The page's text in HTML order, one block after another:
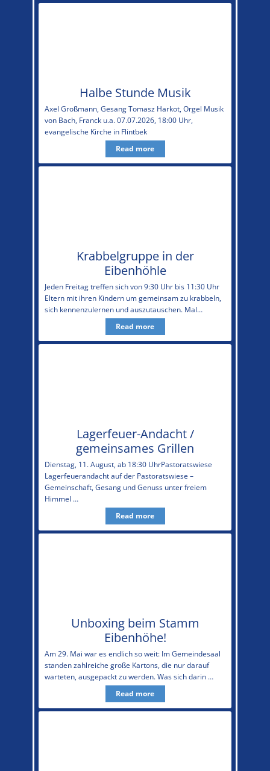
Halbe Stunde Musik
Axel Großmann, Gesang Tomasz Harkot, Orgel Musik
von Bach, Franck u.a. 07.07.2026, 18:00 Uhr,
evangelische Kirche in Flintbek
Read more
Krabbelgruppe in der
Eibenhöhle
Jeden Freitag treffen sich von 9:30 Uhr bis 11:30 Uhr
Eltern mit ihren Kindern um gemeinsam zu krabbeln,
sich kennenzulernen und auszutauschen. Mal…
Read more
Lagerfeuer-Andacht /
gemeinsames Grillen
Dienstag, 11. August, ab 18:30 UhrPastoratswiese
Lagerfeuerandacht auf der Pastoratswiese –
Gemeinschaft, Gesang und Genuss unter freiem
Himmel …
Read more
Unboxing beim Stamm
Eibenhöhe!
Am 29. Mai war es endlich so weit: Im Gemeindesaal
standen zahlreiche große Kartons, die nur darauf
warteten, ausgepackt zu werden. Was sich darin …
Read more